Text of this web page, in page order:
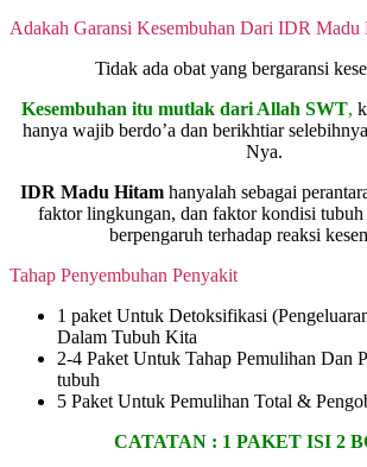
Adakah Garansi Kesembuhan Dari IDR Madu
Tidak ada obat yang bergaransi
Kesembuhan itu mutlak dari Allah SWT,
hanya wajib berdo’a dan berikhtiar
Nya.
IDR Madu Hitam hanyalah sebagai
faktor lingkungan, dan faktor kondisi tubuh
berpengaruh terhadap reaksi
Tahap Penyembuhan Penyakit
1 paket Untuk Detoksifikasi
Dalam Tubuh Kita
2-4 Paket Untuk Tahap Pemulihan Dan
tubuh
5 Paket Untuk Pemulihan Total &
CATATAN : 1 PAKET ISI 2